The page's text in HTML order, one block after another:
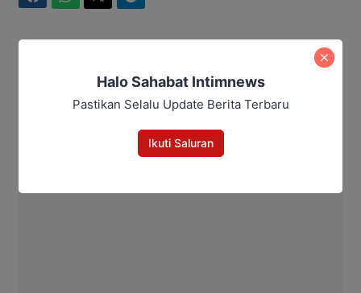
Halo Sahabat Intimnews
Pastikan Selalu Update Berita Terbaru
Ikuti Saluran